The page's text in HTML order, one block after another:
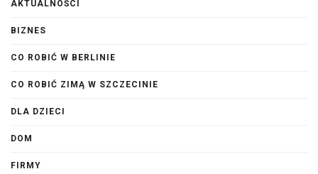
AKTUALNOŚCI
BIZNES
CO ROBIĆ W BERLINIE
CO ROBIĆ ZIMĄ W SZCZECINIE
DLA DZIECI
DOM
FIRMY